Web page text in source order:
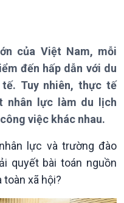
Bản tin
mục
Theo dòng Thời sự
Thế giới
Tin thế giới
đề quốc tế
của Việt Nam, mỗi
đến hấp dẫn với du
Tuy nhiên, thực tế
nhân lực làm du lịch
việc khác nhau.
lực và trường đào
quyết bài toán nguồn
xã hội?